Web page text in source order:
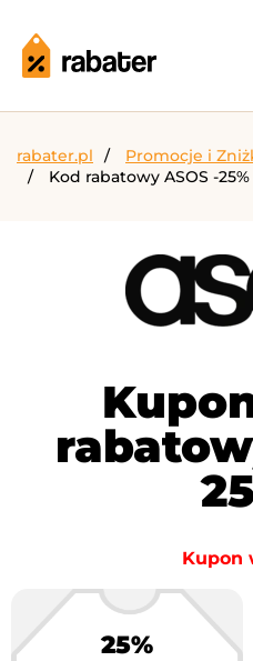
rabater.pl Promocje i
Kod rabatowy ASOS -
Kupon
25%